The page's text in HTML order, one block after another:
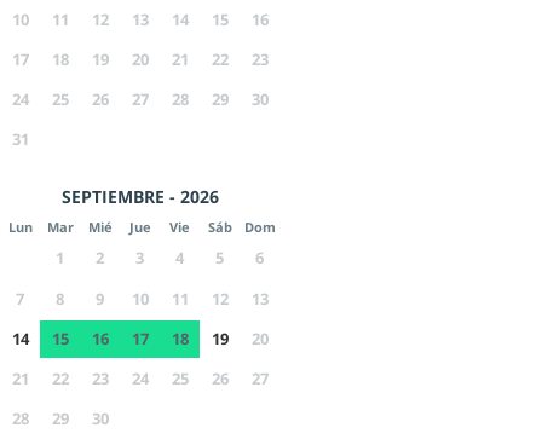
10
11 12 13 14 15
16
17
18 19 20 21 22
23
24
25 26 27 28 29
30
31
SEPTIEMBRE - 2026
Lun Mar Mié Jue Vie Sáb Dom
1 2 3 4 5
6
7
8 9 10 11 12
13
14
15 16 17 18 19
20
21
22 23 24 25 26
27
28
29 30